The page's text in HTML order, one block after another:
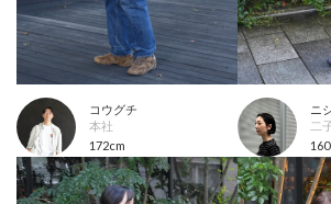
コウグチ
本社
172cm
ニ
二